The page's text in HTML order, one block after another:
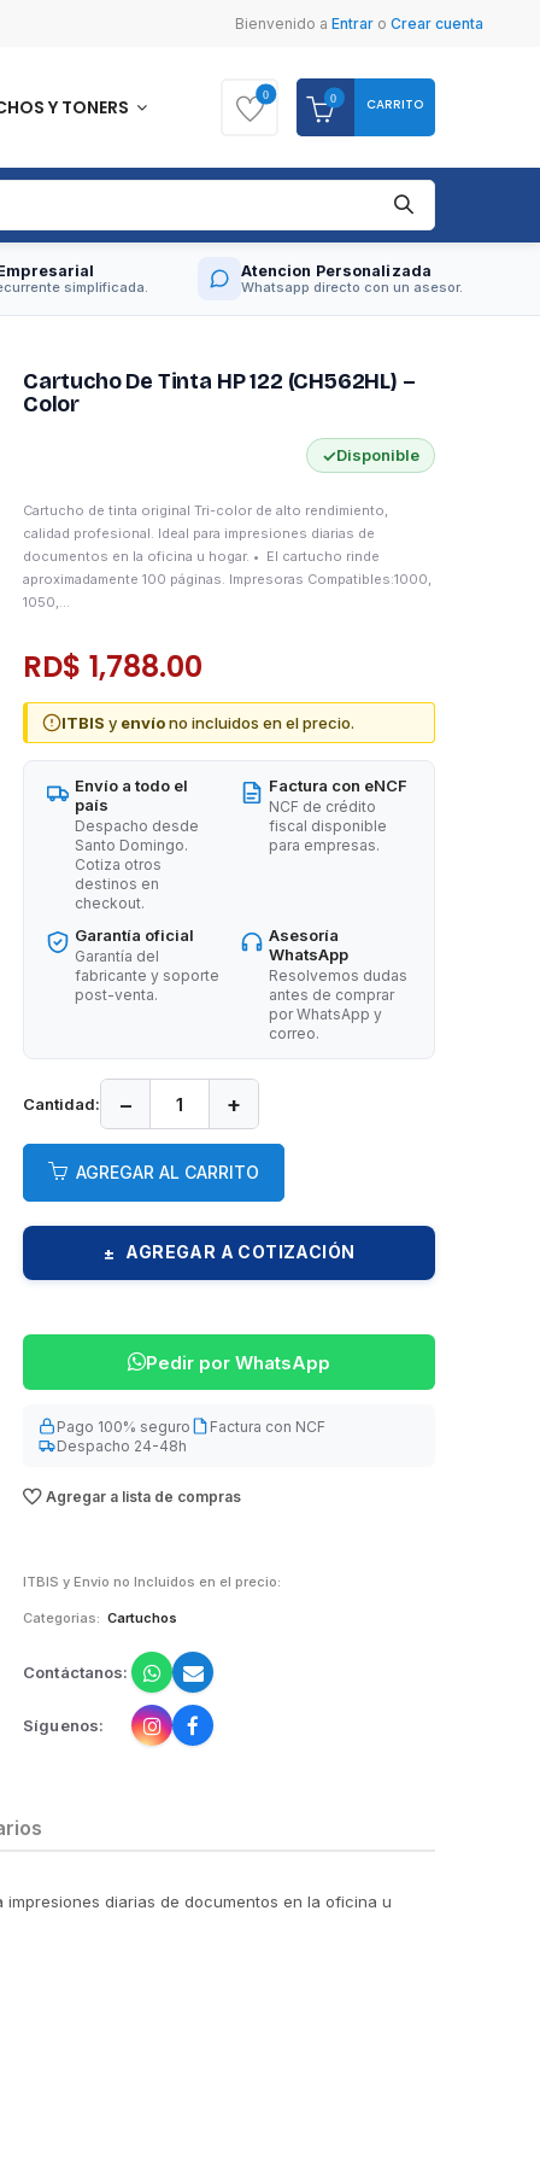
Bienvenido a Entrar o Crear cuenta
Y TONERS
0 0 CARRITO
simplificada.
Atencion Personalizada
Whatsapp directo con un asesor.
Cartucho De Tinta HP 122 (CH562HL) –
Color
✓Disponible
Cartucho de tinta original Tri-color de alto rendimiento,
calidad profesional. Ideal para impresiones diarias de
documentos en la oficina u hogar. • El cartucho rinde
aproximadamente 100 páginas. Impresoras Compatibles:1000,
1050,...
RD$ 1,788.00
ITBIS y envíono incluidos en el precio.
Envío a todo el
país
Despacho desde
Santo Domingo.
Cotiza otros
destinos en
checkout.
Factura con eNCF
NCF de crédito
fiscal disponible
para empresas.
Garantía oficial
Garantía del
fabricante y soporte
post-venta.
Asesoría
WhatsApp
Resolvemos dudas
antes de comprar
por WhatsApp y
correo.
Cantidad: − +
AGREGAR AL CARRITO
± AGREGAR A COTIZACIÓN
Pedir por WhatsApp
Pago 100% seguro
Factura con NCF
Despacho 24-48h
Agregar a lista de compras
ITBIS y Envio no Incluidos en el precio:
Categorias: Cartuchos
Contáctanos:
Síguenos:
diarias de documentos en la oficina u